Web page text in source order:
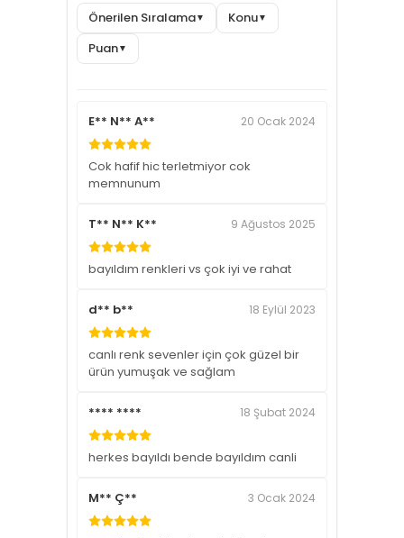
Önerilen Sıralama▼ Konu▼
Puan▼
E** N** A** 20 Ocak 2024
Cok hafif hic terletmiyor cok
memnunum
T** N** K** 9 Ağustos 2025
bayıldım renkleri vs çok iyi ve rahat
d** b** 18 Eylül 2023
canlı renk sevenler için çok güzel bir
ürün yumuşak ve sağlam
**** **** 18 Şubat 2024
herkes bayıldı bende bayıldım canli
M** Ç** 3 Ocak 2024